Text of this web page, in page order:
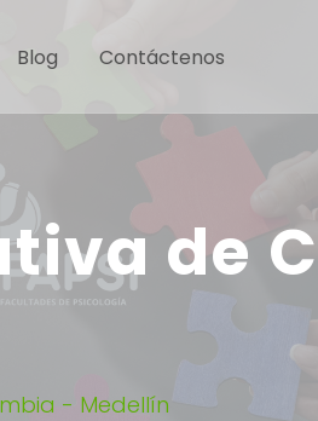
Blog Contáctenos
de
- Medellín